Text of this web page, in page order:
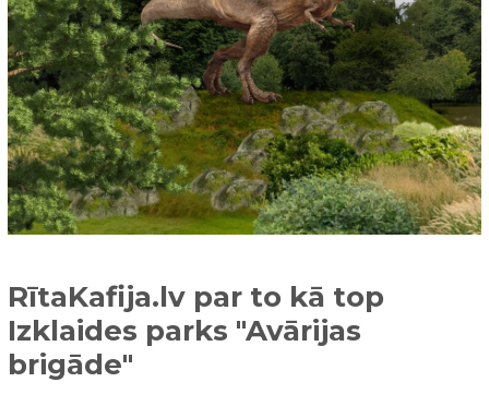
RītaKafija.lv par to kā top
Izklaides parks "Avārijas
brigāde"